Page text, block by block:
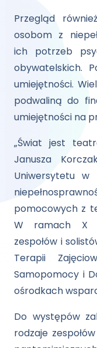
Przegląd
osobom z
ich potrzeb
obywatelskich.
umiejętności.
podwaliną do
umiejętności na
„Świat jest
Janusza
Uniwersytetu w
pomocowych z
W ramach X
zespołów i
Terapii
Samopomocy i
ośrodkach
Do występów
rodzaje